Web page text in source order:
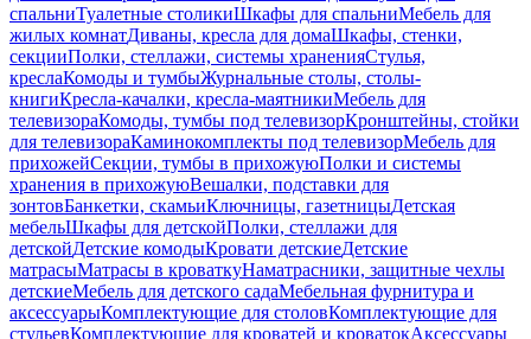
спальниТуалетные столикиШкафы для спальниМебель для
жилых комнатДиваны, кресла для домаШкафы, стенки,
секцииПолки, стеллажи, системы храненияСтулья,
креслаКомоды и тумбыЖурнальные столы, столы-
книгиКресла-качалки, кресла-маятникиМебель для
телевизораКомоды, тумбы под телевизорКронштейны, стойки
для телевизораКаминокомплекты под телевизорМебель для
прихожейСекции, тумбы в прихожуюПолки и системы
хранения в прихожуюВешалки, подставки для
зонтовБанкетки, скамьиКлючницы, газетницыДетская
мебельШкафы для детскойПолки, стеллажи для
детскойДетские комодыКровати детскиеДетские
матрасыМатрасы в кроваткуНаматрасники, защитные чехлы
детскиеМебель для детского садаМебельная фурнитура и
аксессуарыКомплектующие для столовКомплектующие для
стульевКомплектующие для кроватей и кроватокАксессуары